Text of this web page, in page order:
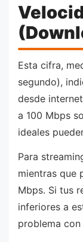
Esta cifra,
segundo),
desde
a 100 Mbps
ideales
Para
mientras que
Mbps. Si tus
inferiores a
problema